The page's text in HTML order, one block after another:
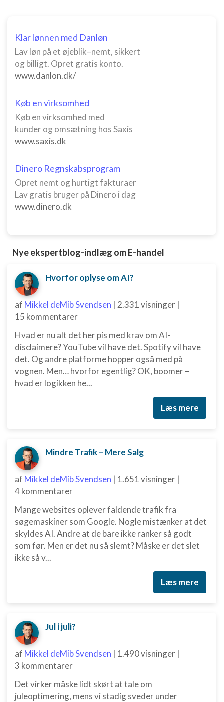
Klar lønnen med Danløn
Lav løn på et øjeblik–nemt, sikkert
og billigt. Opret gratis konto.
www.danlon.dk/
Køb en virksomhed
Køb en virksomhed med
kunder og omsætning hos Saxis
www.saxis.dk
Dinero Regnskabsprogram
Opret nemt og hurtigt fakturaer
Lav gratis bruger på Dinero i dag
www.dinero.dk
Nye ekspertblog-indlæg om E-handel
Hvorfor oplyse om AI?
af Mikkel deMib Svendsen | 2.331 visninger |
15 kommentarer
Hvad er nu alt det her pis med krav om AI-
disclaimere? YouTube vil have det. Spotify vil have
det. Og andre platforme hopper også med på
vognen. Men… hvorfor egentlig? OK, boomer –
hvad er logikken he...
Læs mere
Mindre Trafik – Mere Salg
af Mikkel deMib Svendsen | 1.651 visninger |
4 kommentarer
Mange websites oplever faldende trafik fra
søgemaskiner som Google. Nogle mistænker at det
skyldes AI. Andre at de bare ikke ranker så godt
som før. Men er det nu så slemt? Måske er det slet
ikke så v...
Læs mere
Jul i juli?
af Mikkel deMib Svendsen | 1.490 visninger |
3 kommentarer
Det virker måske lidt skørt at tale om
juleoptimering, mens vi stadig sveder under